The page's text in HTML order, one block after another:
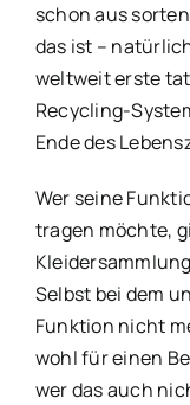
schon aus
das ist –
weltweit erste
Recycling-
Ende des
Wer seine
tragen möchte,
Selbst bei dem
Funktion nicht
wohl für einen
wer das auch